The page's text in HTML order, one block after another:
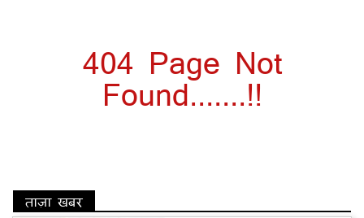
404 Page Not
Found.......!!
ताज़ा खबर